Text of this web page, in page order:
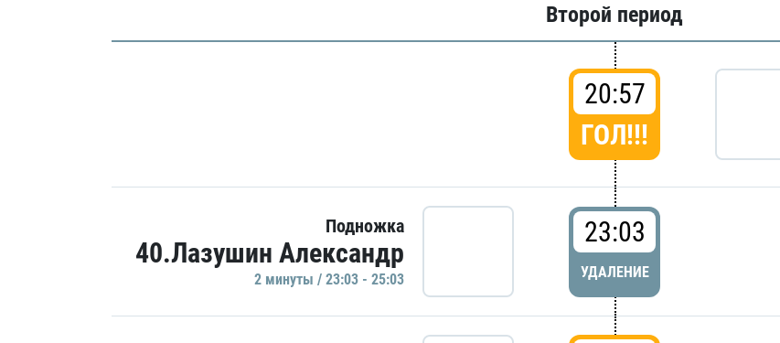
Второй период
20:57
ГОЛ!!!
Подножка
40.Лазушин Александр
2 минуты / 23:03 - 25:03
23:03
УДАЛЕНИЕ